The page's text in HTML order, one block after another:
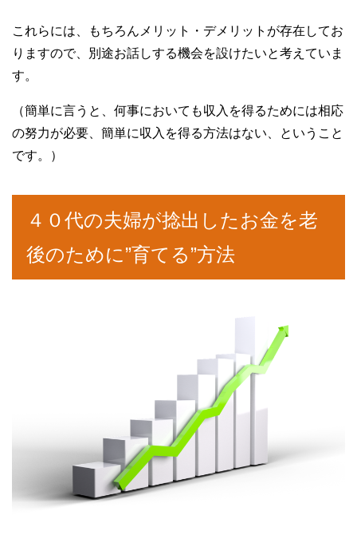
これらには、もちろんメリット・デメリットが存在してお
りますので、別途お話しする機会を設けたいと考えていま
す。
（簡単に言うと、何事においても収入を得るためには相応
の努力が必要、簡単に収入を得る方法はない、ということ
です。）
４０代の夫婦が捻出したお金を老
後のために”育てる”方法